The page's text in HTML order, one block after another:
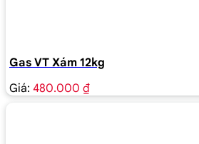
Gas VT Xám 12kg
Giá: 480.000 ₫